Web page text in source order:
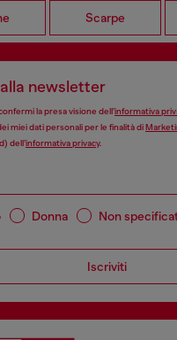
Scarpe
newsletter
la presa visione dell’informativa
miei dati personali per le finalità di
dell’informativa privacy.
Donna Non
Iscriviti